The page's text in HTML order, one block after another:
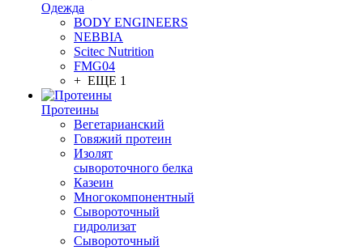
Одежда
BODY ENGINEERS
NEBBIA
Scitec Nutrition
FMG04
+ ЕЩЕ 1
Протеины
Вегетарианский
Говяжий протеин
Изолят
сывороточного белка
Казеин
Многокомпонентный
Сывороточный
гидролизат
Сывороточный